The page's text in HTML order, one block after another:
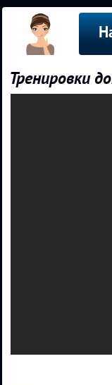
Тренировки